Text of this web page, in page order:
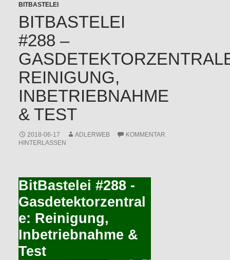
BITBASTELEI
BITBASTELEI
#288 –
REINIGUNG,
INBETRIEBNAHME
& TEST
2018-06-17 ADLERWEB
KOMMENTAR
HINTERLASSEN
BitBastelei #288 -
Gasdetektorzentral
e: Reinigung,
Inbetriebnahme &
Test